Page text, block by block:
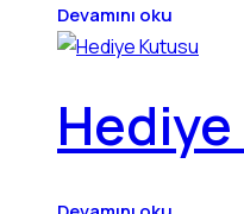
Devamını oku